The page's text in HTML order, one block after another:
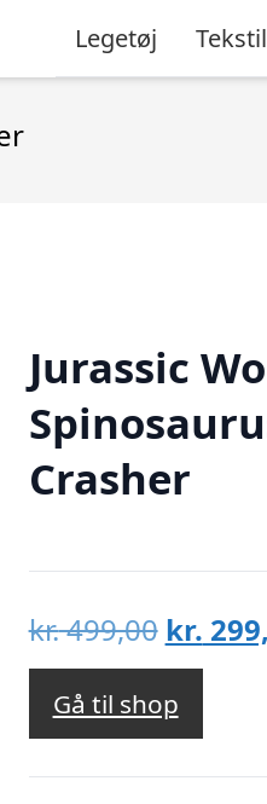
Legetøj Tekstil
Jurassic
Crasher
kr.499,00 Den
pris
var:
kr.
kr.
Gå til shop